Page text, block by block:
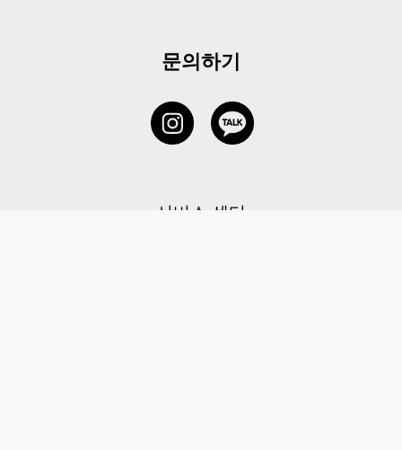
문의하기
서비스 센터